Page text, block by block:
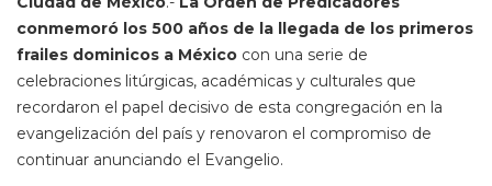
conmemoró los 500 años de la llegada de los primeros
frailes dominicos a México con una serie de
celebraciones litúrgicas, académicas y culturales que
recordaron el papel decisivo de esta congregación en la
evangelización del país y renovaron el compromiso de
continuar anunciando el Evangelio.